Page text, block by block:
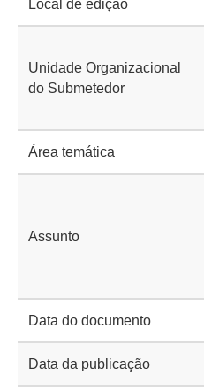
Local de edição
Unidade Organizacional
do Submetedor
Área temática
Assunto
Data do documento
Data da publicação